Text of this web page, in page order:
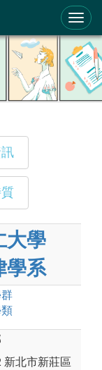
大學
學系
新北市新莊區